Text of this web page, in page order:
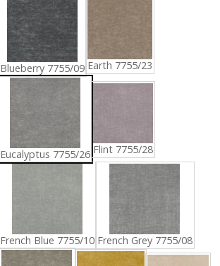
Blueberry 7755/09 Earth 7755/23
Eucalyptus 7755/26 Flint 7755/28
French Blue 7755/10 French Grey 7755/08